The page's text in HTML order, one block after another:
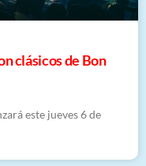
clásicos de Bon
este jueves 6 de